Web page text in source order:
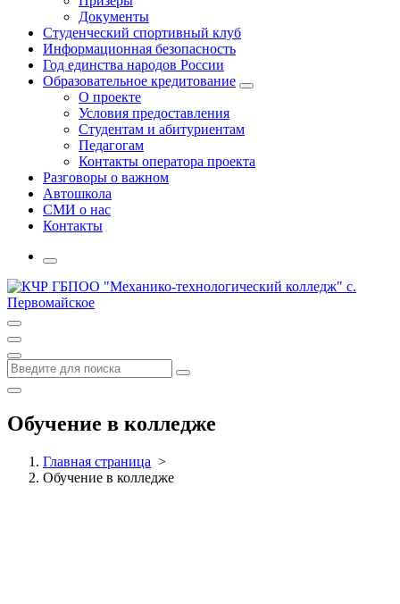
Документы
Студенческий спортивный клуб
Информационная безопасность
Год единства народов России
Образовательное кредитование
О проекте
Условия предоставления
Студентам и абитуриентам
Педагогам
Контакты оператора проекта
Разговоры о важном
Автошкола
СМИ о нас
Контакты
Обучение в колледже
Главная страница >
Обучение в колледже